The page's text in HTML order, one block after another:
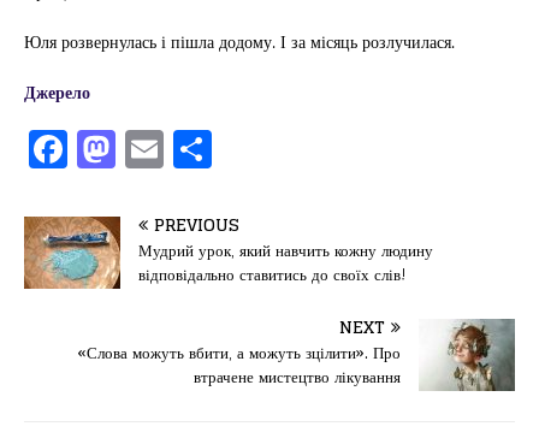
Юля розвернулась і пішла додому. І за місяць розлучилася.
Джерело
F
a
c
e
b
o
o
M
a
st
o
d
o
n
E
m
ai
l
іл
и
т
ис
я
PREVIOUS
Мудрий урок, який навчить кожну людину
відповідально ставитись до своїх слів!
NEXT
«Слова можуть вбити, а можуть зцілити». Про
втрачене мистецтво лікування